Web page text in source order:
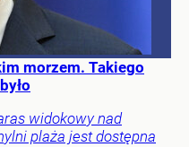
morzem. Takiego
widokowy nad
plaża jest dostępna